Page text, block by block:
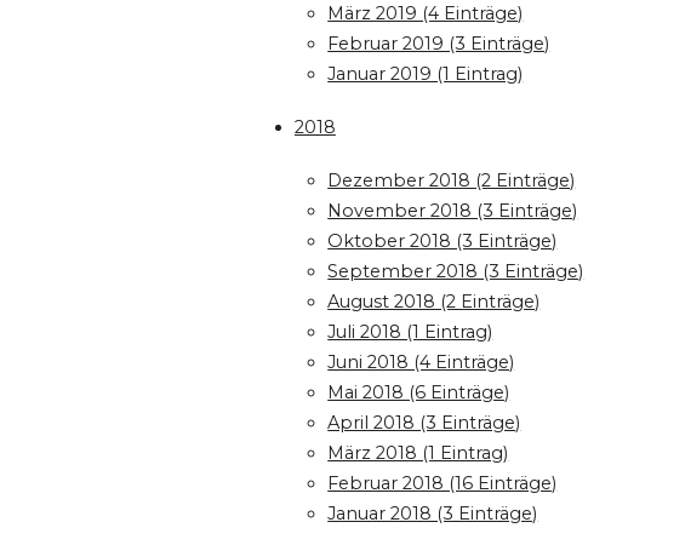
März 2019 (4 Einträge)
Februar 2019 (3 Einträge)
Januar 2019 (1 Eintrag)
2018
Dezember 2018 (2 Einträge)
November 2018 (3 Einträge)
Oktober 2018 (3 Einträge)
September 2018 (3 Einträge)
August 2018 (2 Einträge)
Juli 2018 (1 Eintrag)
Juni 2018 (4 Einträge)
Mai 2018 (6 Einträge)
April 2018 (3 Einträge)
März 2018 (1 Eintrag)
Februar 2018 (16 Einträge)
Januar 2018 (3 Einträge)